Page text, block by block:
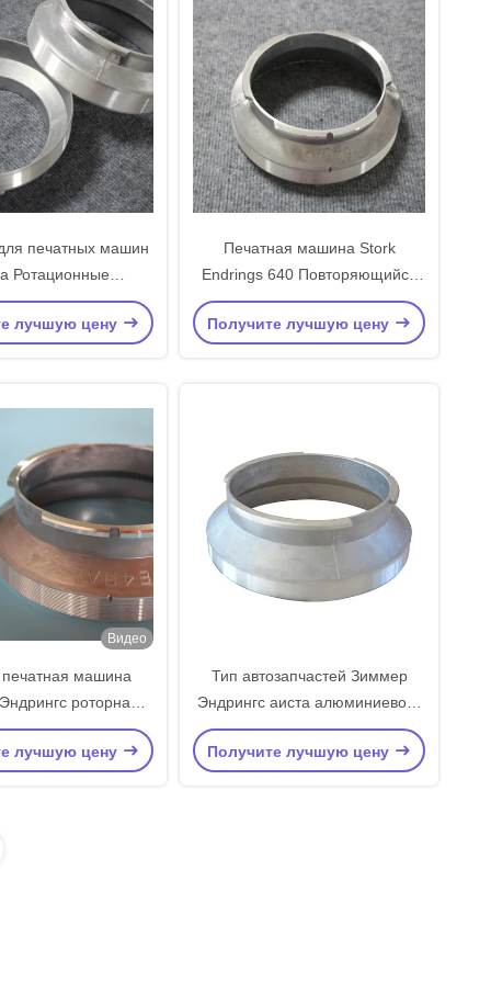
печатных машин
Ротационные
640 819 914
алюминиевый
лучшую цену
Печатная машина Stork
Endrings 640 Повторяющийся
алюминиевый материал
Получите лучшую цену
Видео
печатная машина
роторная
алюминиевый сплав
лучшую цену
Тип автозапчастей Зиммер
Эндрингс аиста алюминиевого
сплава роторный 640
Получите лучшую цену